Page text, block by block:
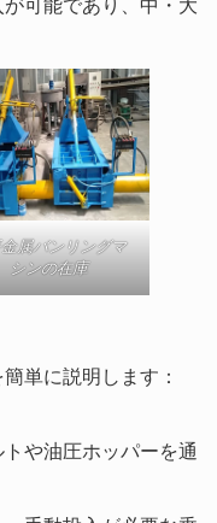
属バンリングマ
シンの在庫
単に説明します：
や油圧ホッパーを通